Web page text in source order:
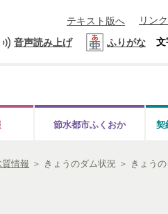
テキスト版へ リン
音声読み上げ ふりがな 文
節水都市ふくおか 契
情報 ＞ きょうのダム状況 ＞ きょう